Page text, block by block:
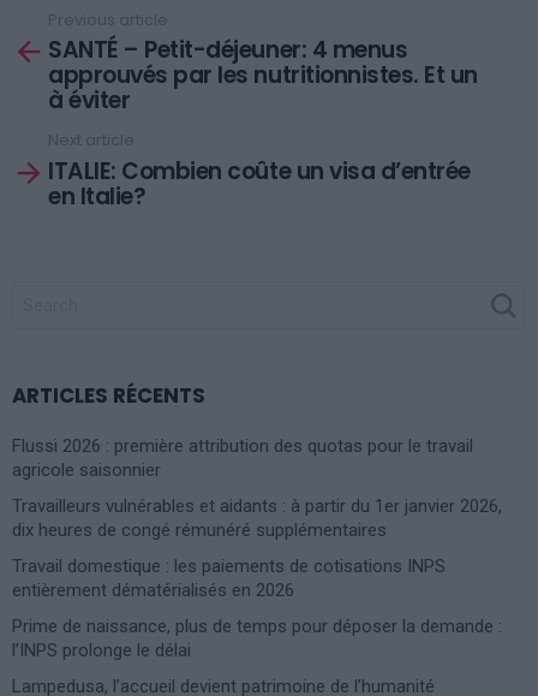
more
Previous article
SANTÉ – Petit-déjeuner: 4 menus
approuvés par les nutritionnistes. Et un
à éviter
Next article
ITALIE: Combien coûte un visa d’entrée
en Italie?
ARTICLES RÉCENTS
Flussi 2026 : première attribution des quotas pour le travail
agricole saisonnier
Travailleurs vulnérables et aidants : à partir du 1er janvier 2026,
dix heures de congé rémunéré supplémentaires
Travail domestique : les paiements de cotisations INPS
entièrement dématérialisés en 2026
Prime de naissance, plus de temps pour déposer la demande :
l’INPS prolonge le délai
Lampedusa, l’accueil devient patrimoine de l’humanité